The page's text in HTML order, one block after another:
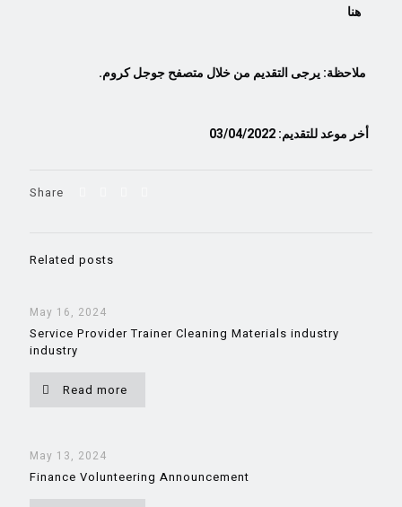
هنا
ملاحظة: يرجى التقديم من خلال متصفح جوجل كروم.
أخر موعد للتقديم: 03/04/2022
Share
Related posts
May 16, 2024
Service Provider Trainer Cleaning Materials industry
industry
Read more
May 13, 2024
Finance Volunteering Announcement